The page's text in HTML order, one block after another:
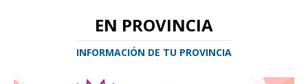
EN PROVINCIA
INFORMACIÓN DE TU PROVINCIA